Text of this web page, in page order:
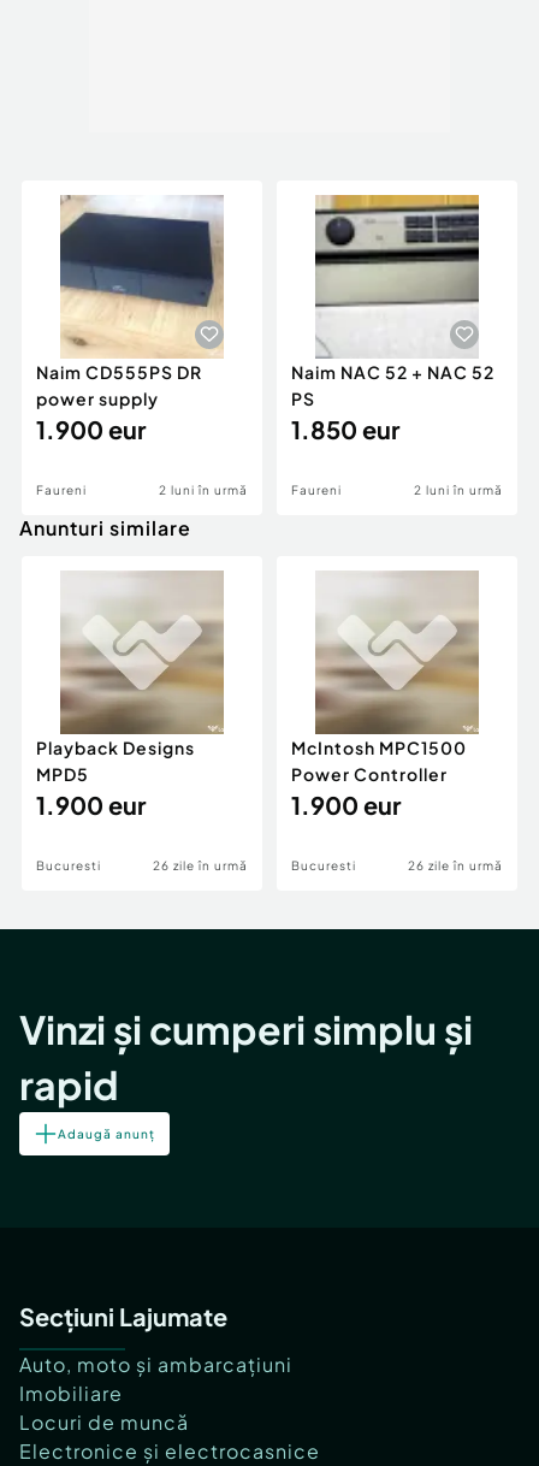
Naim CD555PS DR
power supply
1.900 eur
Faureni 2 luni în urmă
Naim NAC 52 + NAC 52
PS
1.850 eur
Faureni 2 luni în urmă
Anunturi similare
Playback Designs
MPD5
1.900 eur
Bucuresti 26 zile în urmă
McIntosh MPC1500
Power Controller
1.900 eur
Bucuresti 26 zile în urmă
Vinzi și cumperi simplu și
rapid
Adaugă anunț
Secțiuni Lajumate
Auto, moto și ambarcațiuni
Imobiliare
Locuri de muncă
Electronice și electrocasnice